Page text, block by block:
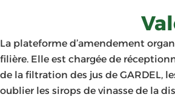
La plateforme d’amendement
filière. Elle est chargée de
de la filtration des jus de GARDEL,
oublier les sirops de vinasse de la